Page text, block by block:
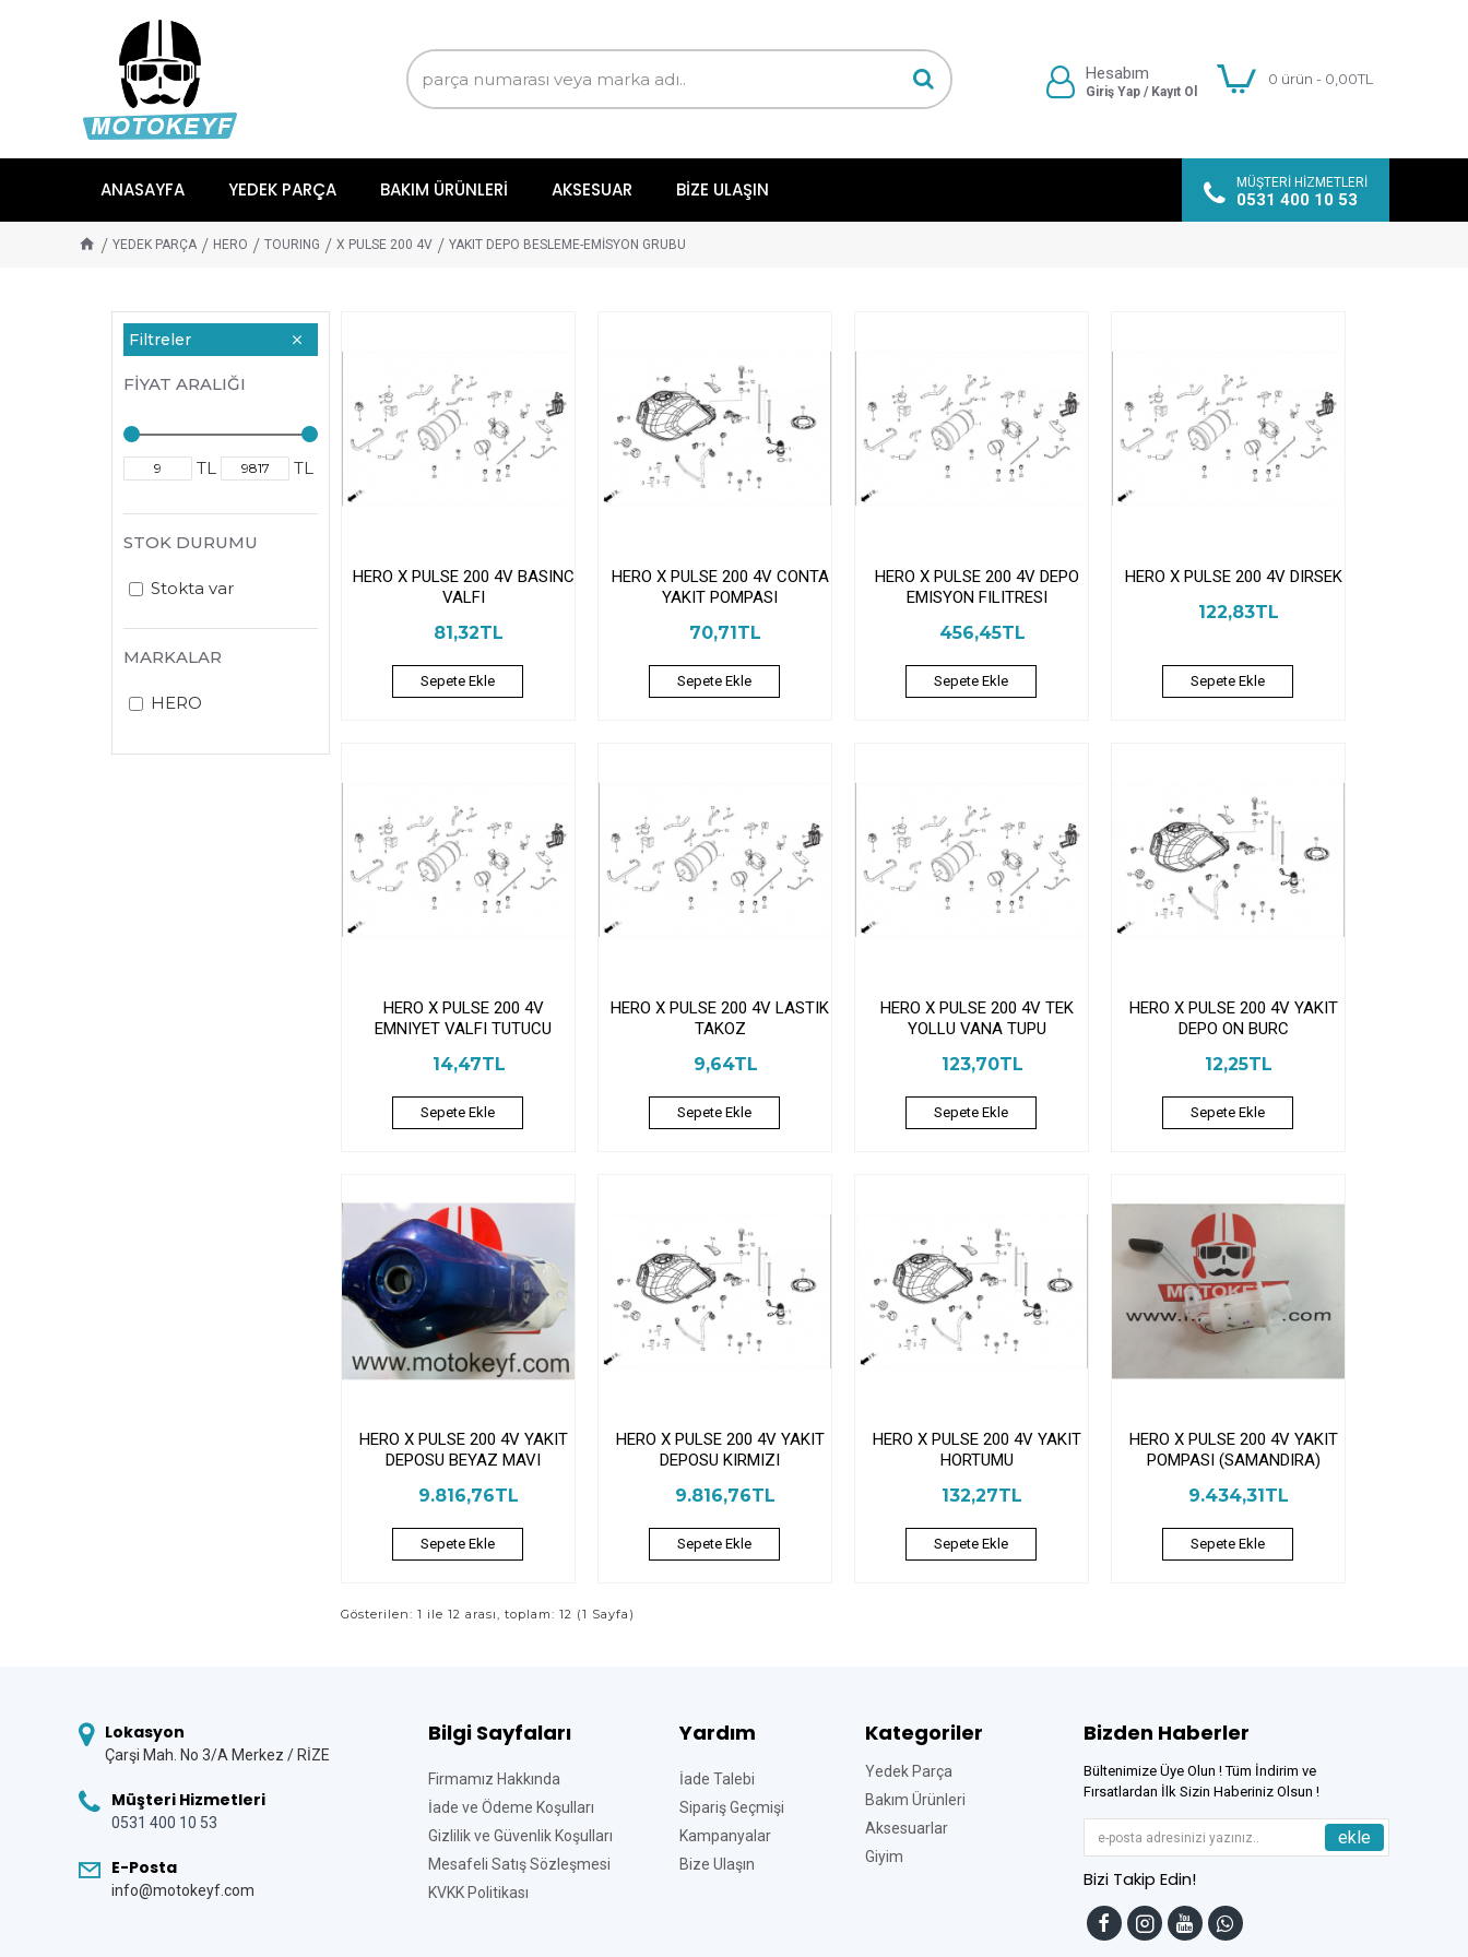
Hesabım
Giriş Yap / Kayıt Ol
0 ürün - 0,00TL
ANASAYFA YEDEK PARÇA BAKIM ÜRÜNLERI AKSESUAR BIZE ULAŞIN MÜŞTERI HIZMETLERI
0531 400 10 53
YEDEK PARÇA HERO TOURING X PULSE 200 4V YAKIT DEPO BESLEME-EMİSYON GRUBU
Filtreler
FIYAT ARALIĞI
TL TL
MARKALAR
HERO
STOK DURUMU
Stokta var
HERO X PULSE 200 4V BASINC
VALFI
81,32TL
Sepete Ekle
HERO X PULSE 200 4V CONTA
YAKIT POMPASI
70,71TL
Sepete Ekle
HERO X PULSE 200 4V DEPO
EMISYON FILITRESI
456,45TL
Sepete Ekle
HERO X PULSE 200 4V DIRSEK
122,83TL
Sepete Ekle
HERO X PULSE 200 4V
EMNIYET VALFI TUTUCU
14,47TL
Sepete Ekle
HERO X PULSE 200 4V LASTIK
TAKOZ
9,64TL
Sepete Ekle
HERO X PULSE 200 4V TEK
YOLLU VANA TUPU
123,70TL
Sepete Ekle
HERO X PULSE 200 4V YAKIT
DEPO ON BURC
12,25TL
Sepete Ekle
HERO X PULSE 200 4V YAKIT
DEPOSU BEYAZ MAVI
9.816,76TL
Sepete Ekle
HERO X PULSE 200 4V YAKIT
DEPOSU KIRMIZI
9.816,76TL
Sepete Ekle
HERO X PULSE 200 4V YAKIT
HORTUMU
132,27TL
Sepete Ekle
HERO X PULSE 200 4V YAKIT
POMPASI (SAMANDIRA)
9.434,31TL
Sepete Ekle
Gösterilen: 1 ile 12 arası, toplam: 12 (1 Sayfa)
Lokasyon
Çarşi Mah. No 3/A Merkez / RİZE
Müşteri Hizmetleri
0531 400 10 53
E-Posta
info@motokeyf.com
Bilgi Sayfaları
Firmamız Hakkında
İade ve Ödeme Koşulları
Gizlilik ve Güvenlik Koşulları
Mesafeli Satış Sözleşmesi
KVKK Politikası
Yardım
İade Talebi
Sipariş Geçmişi
Kampanyalar
Bize Ulaşın
Kategoriler
Yedek Parça
Bakım Ürünleri
Aksesuarlar
Giyim
Bizden Haberler
Bültenimize Üye Olun ! Tüm İndirim ve
Fırsatlardan İlk Sizin Haberiniz Olsun !
ekle
Bizi Takip Edin!